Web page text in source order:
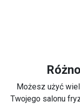
Możesz użyć
Twojego salonu